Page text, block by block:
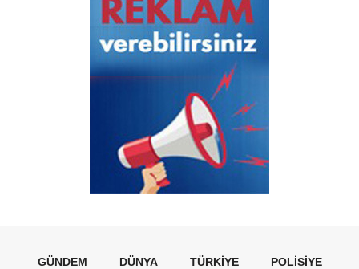
GÜNDEM DÜNYA TÜRKIYE POLISIYE